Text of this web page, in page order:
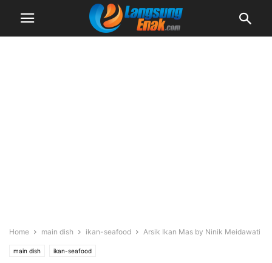
Home main dish ikan-seafood Arsik Ikan Mas by Ninik Meidawati
main dish ikan-seafood